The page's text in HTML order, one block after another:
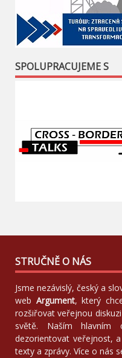
SPOLUPRACUJEME S
STRUČNĚ O NÁS
Jsme nezávislý, český a
web Argument, který
rozšiřovat veřejnou
světě. Naším
dezorientovat veřejnost,
texty a zprávy. Více o nás